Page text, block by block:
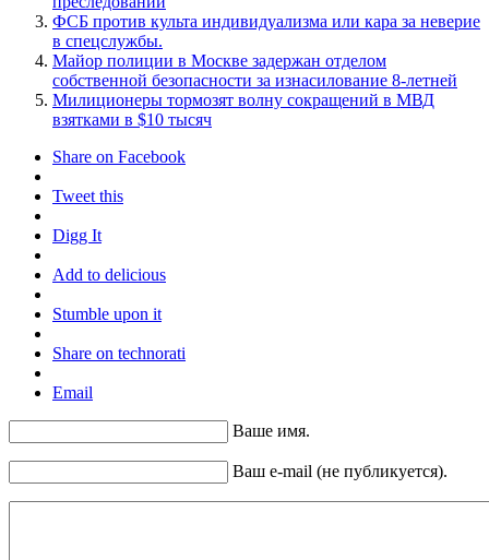
ФСБ против культа индивидуализма или кара за неверие
в спецслужбы.
Майор полиции в Москве задержан отделом
собственной безопасности за изнасилование 8-летней
Милиционеры тормозят волну сокращений в МВД
взятками в $10 тысяч
Share on Facebook
Tweet this
Digg It
Add to delicious
Stumble upon it
Share on technorati
Email
Ваше имя.
Ваш e-mail (не публикуется).